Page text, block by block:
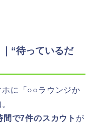
“待っているだ
に「○○ラウンジか
間で7件のスカウト が